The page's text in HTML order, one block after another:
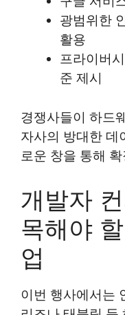
광범위한
활용
프라이버
준 제시
경쟁사들이 하드
자사의 방대한 데
로운 창을 통해
개발자
목해야
업
이번 행사에서는